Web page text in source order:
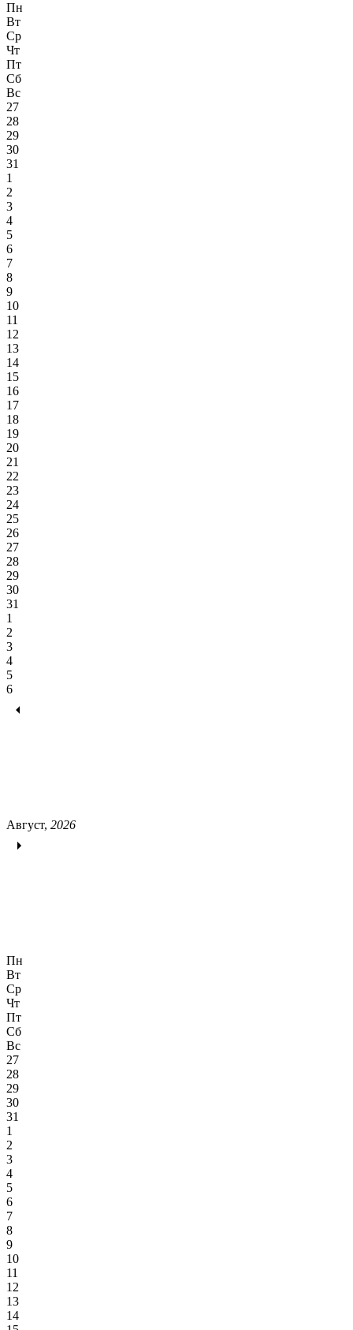
Пн
Вт
Ср
Чт
Пт
Сб
Вс
27
28
29
30
31
1
2
3
4
5
6
7
8
9
10
11
12
13
14
15
16
17
18
19
20
21
22
23
24
25
26
27
28
29
30
31
1
2
3
4
5
6
Август, 2026
Пн
Вт
Ср
Чт
Пт
Сб
Вс
27
28
29
30
31
1
2
3
4
5
6
7
8
9
10
11
12
13
14